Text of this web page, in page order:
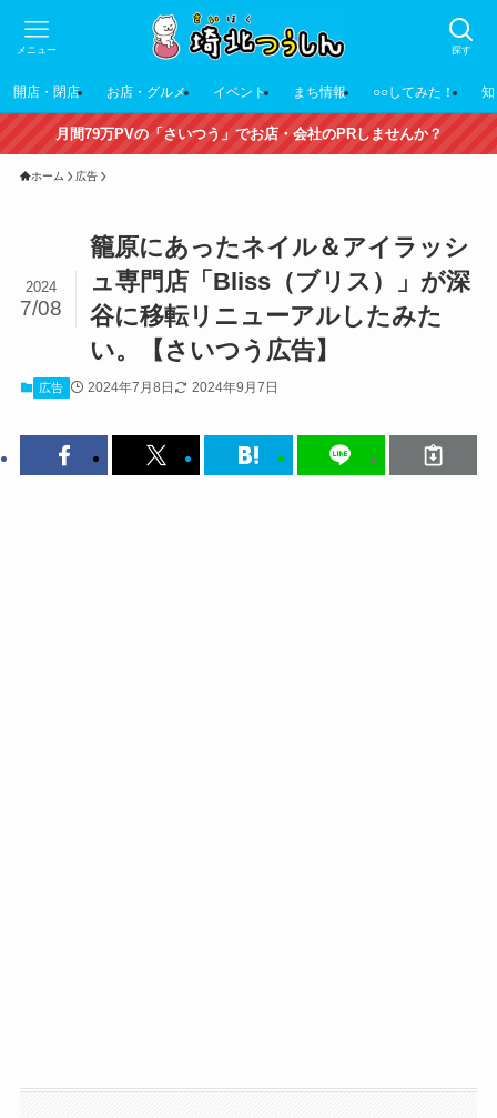
探す
メニュー
開店・閉店 お店・グルメ イベント まち情報 ○○してみた！
月間79万PVの「さいつう」でお店・会社のPRしませんか？
ホーム 広告
籠原にあったネイル＆アイラッシ
ュ専門店「Bliss（ブリス）」が深
谷に移転リニューアルしたみた
い。【さいつう広告】
2024
7/08
広告 2024年7月8日 2024年9月7日